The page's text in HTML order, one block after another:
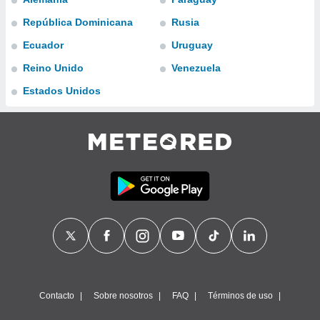
y
nuestra
y
cookies
República Dominicana
Ecuador
Reino Unido
Estados Unidos
Rusia
Uruguay
Venezuela
Contacto Sobre nosotros FAQ Términos de uso